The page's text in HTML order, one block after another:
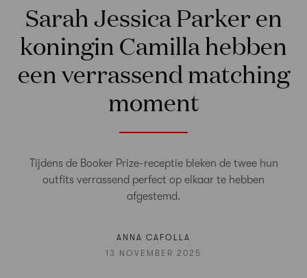
Sarah Jessica Parker en
koningin Camilla hebben
een verrassend matching
moment
Tijdens de Booker Prize-receptie bleken de twee hun
outfits verrassend perfect op elkaar te hebben
afgestemd.
ANNA CAFOLLA
13 NOVEMBER 2025